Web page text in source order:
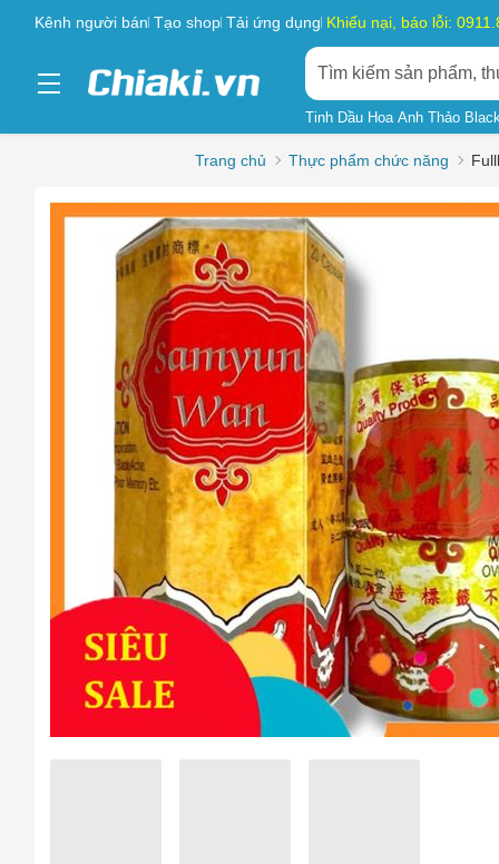
Kênh người bán Tạo shop Tải ứng dụng Khiếu nại, báo lỗi:
Tinh Dầu Hoa Anh Thảo
Trang chủ Thực phẩm chức năng
Chọn
Sản
Hàng
Sản
Hình
Sản
Tên
Sản
Tên của
Số điện